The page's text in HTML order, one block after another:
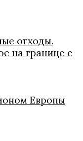
отходы.
на границе с
Европы